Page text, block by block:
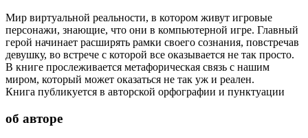
Мир виртуальной реальности, в котором живут игровые
персонажи, знающие, что они в компьютерной игре. Главный
герой начинает расширять рамки своего сознания, повстречав
девушку, во встрече с которой все оказывается не так просто.
В книге прослеживается метафорическая связь с нашим
миром, который может оказаться не так уж и реален.
Книга публикуется в авторской орфографии и пунктуации
об авторе